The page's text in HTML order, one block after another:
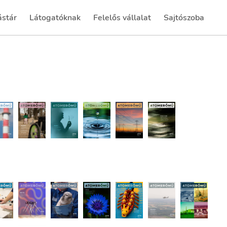
Látogatóknak
(current) Felelős vállalat
(current) Sajtószoba
(current)